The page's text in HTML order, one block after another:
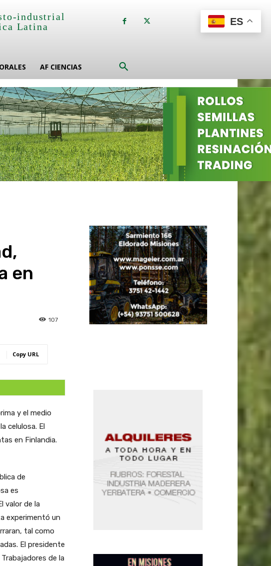
industrial
Latina
AF CIENCIAS
en
107
Copy URL
y el medio
celulosa. El
en Finlandia.
de
es
valor de la
experimentó un
tal como
El presidente
de la
ES